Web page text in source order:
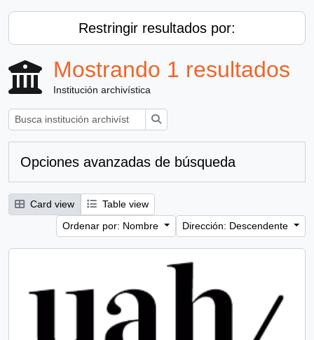
Restringir resultados por:
Mostrando 1 resultados
Institución archivística
Opciones avanzadas de búsqueda
Card view
Table view
Ordenar por: Nombre
Dirección: Descendente